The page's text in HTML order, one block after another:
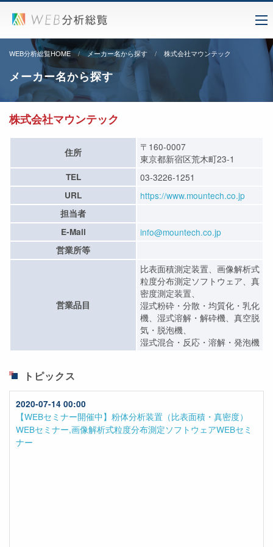
WEB分析総覧HOME メーカー名から探す 株式会社マウンテック
メーカー名から探す
株式会社マウンテック
住所
〒160-0007
東京都新宿区荒木町23-1
TEL 03-3226-1251
URL https://www.mountech.co.jp
担当者
E-Mail
info@mountech.co.jp
営業所等
営業品目
比表面積測定装置、画像解析式
粒度分布測定ソフトウェア、真
密度測定装置、
湿式粉砕・分散・均質化・乳化
機、湿式溶解・解砕機、真空脱
気・脱泡機、
湿式混合・反応・溶解・発泡機
トピックス